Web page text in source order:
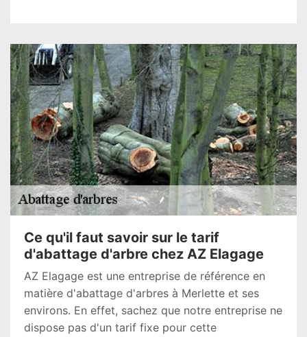
Ce qu'il faut savoir sur le tarif
d'abattage d'arbre chez AZ Elagage
AZ Elagage est une entreprise de référence en
matière d'abattage d'arbres à Merlette et ses
environs. En effet, sachez que notre entreprise ne
dispose pas d'un tarif fixe pour cette